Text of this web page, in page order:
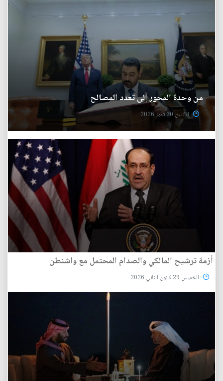
من وحدة المحور إلى تعدد المصالح
الأثنين 20 تموز 2026
أزمة ترشيح المالكي والصدام المحتمل مع واشنطن
الخميس 29 كانون الثاني 2026